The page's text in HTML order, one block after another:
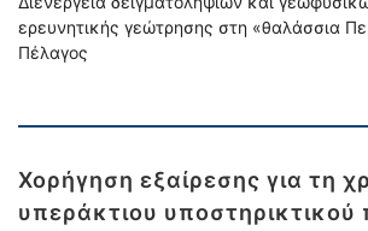
ερευνητικής γεώτρησης στη «θαλάσσια
Πέλαγος
Χορήγηση εξαίρεσης για τη
υπεράκτιου υποστηρικτικού